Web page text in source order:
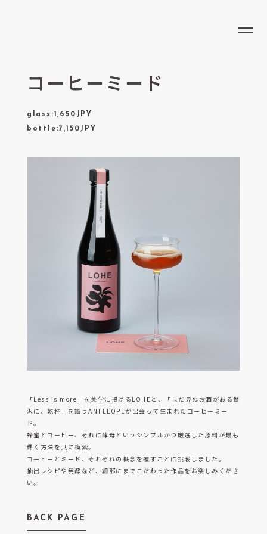
NEWS
RESERVATION
OPENING HOURS
ラストオーダー
22:30
ADDRESS
LOHE COFFEE & COFFEE COCKTAIL/大阪梅田店
大阪府大阪市北区大深町6-86 グラングリーン大阪
うめきた公園 ノースパーク VS.内LOHE
コーヒーミード
glass:1,650JPY
bottle:7,150JPY
「Less is more」を美学に掲げるLOHEと、「まだ見ぬお酒がある贅
沢に、乾杯」を謳うANTELOPEが出会って生まれたコーヒーミー
ド。
蜂蜜とコーヒー、それに酵母というシンプルかつ厳選した原料が最も
輝く方法を共に模索。
コーヒーとミード、それぞれの概念を覆すことに挑戦しました。
抽出レシピや発酵など、細部にまでこだわった作品をお楽しみくださ
い。
BACK PAGE